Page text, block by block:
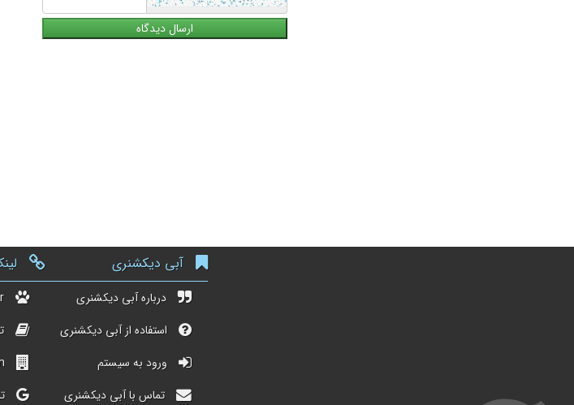
آبی دیکشنری
درباره آبی دیکشنری
استفاده از آبی دیکشنری
ورود به سیستم
تماس با آبی دیکشنری